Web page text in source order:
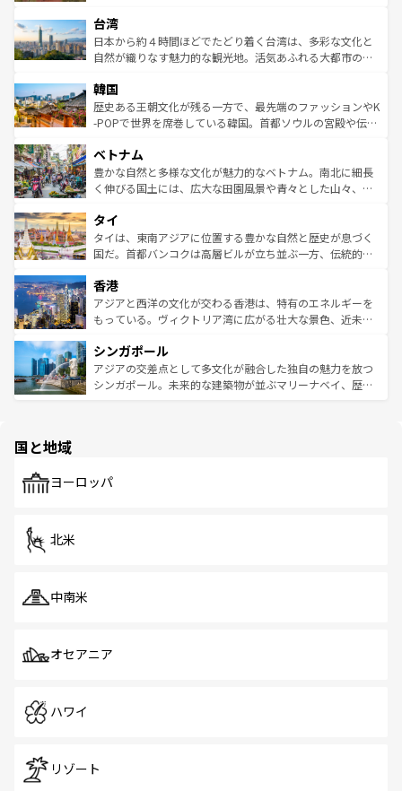
ならではの贅沢な旅のスタイルだ。 なお、新着のアメリカ
情報はコンテンツ一覧を参照してほしい。
れるおもてなしの心で訪れる人々を迎えてくれるハワイの
人々、おいしいローカルフードやハワイアンミュージッ
ク、伝統的なフラダンスなど、すべてがハワイの魅力を彩
ワイを、存分に味わってほしい。 なお、新着のハワイ情報
はコンテンツ一覧を参照してほしい。
リアリーフや大陸中央部にそびえるウルル（エアーズロッ
ク）、タスマニアの美しい原生林やケアンズの熱帯雨林な
ど、見どころがたくさん。また、カフェやワイン、オージ
いる。アクティビティも充実しており、サーフィンやダイ
ビング、ハイキングなど、アウトドア好きにはたまらな
い。オーストラリアの多彩な魅力を存分に味わいつくそ
参照してほしい。
台湾
日本から約４時間ほどでたどり着く台湾は、多彩な文化と
自然が織りなす魅力的な観光地。活気あふれる大都市の台
ン）、静ひつな山岳地帯である台湾東部など、都市の喧騒
と山間の静けさが共存しており、訪れる人に新しい発見と
驚きをもたらしてくれる。また、奥深い台湾の食文化も魅
容にもいいと評判のスイーツなど、バラエティ豊かな料理
が味わえる。 なお、新着の台湾情報は コンテンツ一覧を参
照してほしい。
韓国
歴史ある王朝文化が残る一方で、最先端のファッションやK
-POPで世界を席巻している韓国。首都ソウルの宮殿や伝統
き、地方に足を延ばせば四季折々の自然美を楽しむことが
できる。そして、キムチや焼肉、絶品のストリートフード
まで、さまざまな韓国料理が待っている。夜には、韓国な
リティに包まれながら、韓国の多彩な魅力を心ゆくまで味
わってみてほしい。 なお、新着の韓国情報はコンテンツ一
覧を参照してほしい。
ベトナム
豊かな自然と多様な文化が魅力的なベトナム。南北に細長
く伸びる国土には、広大な田園風景や青々とした山々、世
急速な発展と共に伝統が息づく。ハノイの古い町並みやホ
ーチミン市のフランス統治時代の建物も、独特の雰囲気を
醸し出している。また、バラエティの豊かさとおいしさで
とつ。フォーやバインミー、ベトナムコーヒーなどは、ぜ
ひ現地で味わいたい。どの地域を訪れてもあたたかい人々
が旅行者を迎えてくれるので、きっと忘れられない旅にな
参照してほしい。
タイ
タイは、東南アジアに位置する豊かな自然と歴史が息づく
国だ。首都バンコクは高層ビルが立ち並ぶ一方、伝統的な
の活気が交差している。北部ではチェンマイなどの山岳地
帯で自然と触れ合い、南部ではプーケットやクラビの美し
いビーチでリゾート気分を楽しむことができる。タイ料理
激する。気候は一年中温暖で、どの季節にも異なる楽しみ
が待っている。親しみやすいタイの人々、仏教を中心とし
た文化、そして多様な観光資源が、訪れる旅人を魅了し続
香港
アジアと西洋の文化が交わる香港は、特有のエネルギーを
もっている。ヴィクトリア湾に広がる壮大な景色、近未来
み、どこを訪れても感動するはず。観光スポットが密集し
ており、効率よく見どころを回れるのも魅力。息をのむよ
うな絶景から文化的な体験まで、香港を存分に楽しみ尽く
シンガポール
アジアの交差点として多文化が融合した独自の魅力を放つ
シンガポール。未来的な建築物が並ぶマリーナベイ、歴史
で、ホーカーズは地元の風情を楽しめる外せないスポット
国と地域
ヨーロッパ
北米
中南米
オセアニア
ハワイ
リゾート